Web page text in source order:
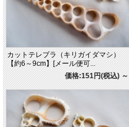
カットテレブラ（キリガイダマシ）
【約6～9cm】[メール便可...
価格:151円(税込)～